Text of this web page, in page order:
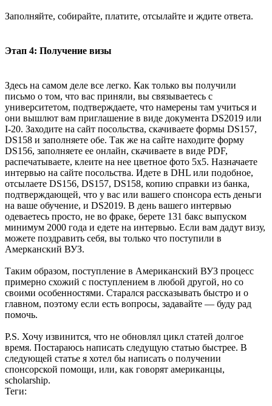
Заполняйте, собирайте, платите, отсылайте и ждите ответа.
Этап 4: Получение визы
Здесь на самом деле все легко. Как только вы получили
письмо о том, что вас приняли, вы связываетесь с
университетом, подтверждаете, что намерены там учиться и
они вышлют вам приглашение в виде документа DS2019 или
I-20. Заходите на сайт посольства, скачиваете формы DS157,
DS158 и заполняете обе. Так же на сайте находите форму
DS156, заполняете ее онлайн, скачиваете в виде PDF,
распечатываете, клеите на нее цветное фото 5x5. Назначаете
интервью на сайте посольства. Идете в DHL или подобное,
отсылаете DS156, DS157, DS158, копию справки из банка,
подтверждающей, что у вас или вашего спонсора есть деньги
на ваше обучение, и DS2019. В день вашего интервью
одеваетесь просто, не во фраке, берете 131 бакс выпуском
минимум 2000 года и едете на интервью. Если вам дадут визу,
можете поздравить себя, вы только что поступили в
Амерканский ВУЗ.
Таким образом, поступление в Американский ВУЗ процесс
примерно схожий с поступлением в любой другой, но со
своими особенностями. Старался рассказывать быстро и о
главном, поэтому если есть вопросы, задавайте — буду рад
помочь.
P.S. Хочу извинится, что не обновлял цикл статей долгое
время. Постараюсь написать следущую статью быстрее. В
следующей статье я хотел бы написать о получении
спонсорской помощи, или, как говорят американцы,
scholarship.
Теги: